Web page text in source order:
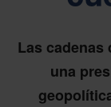
Las cadenas
una